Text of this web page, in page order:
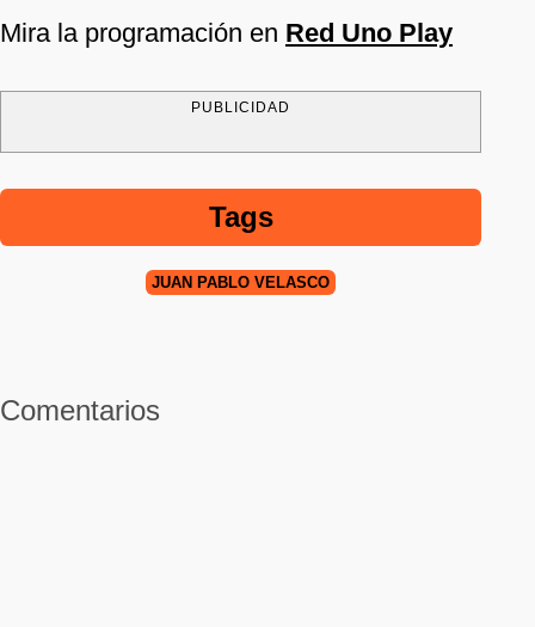
Mira la programación en Red Uno Play
PUBLICIDAD
Tags
JUAN PABLO VELASCO
Comentarios